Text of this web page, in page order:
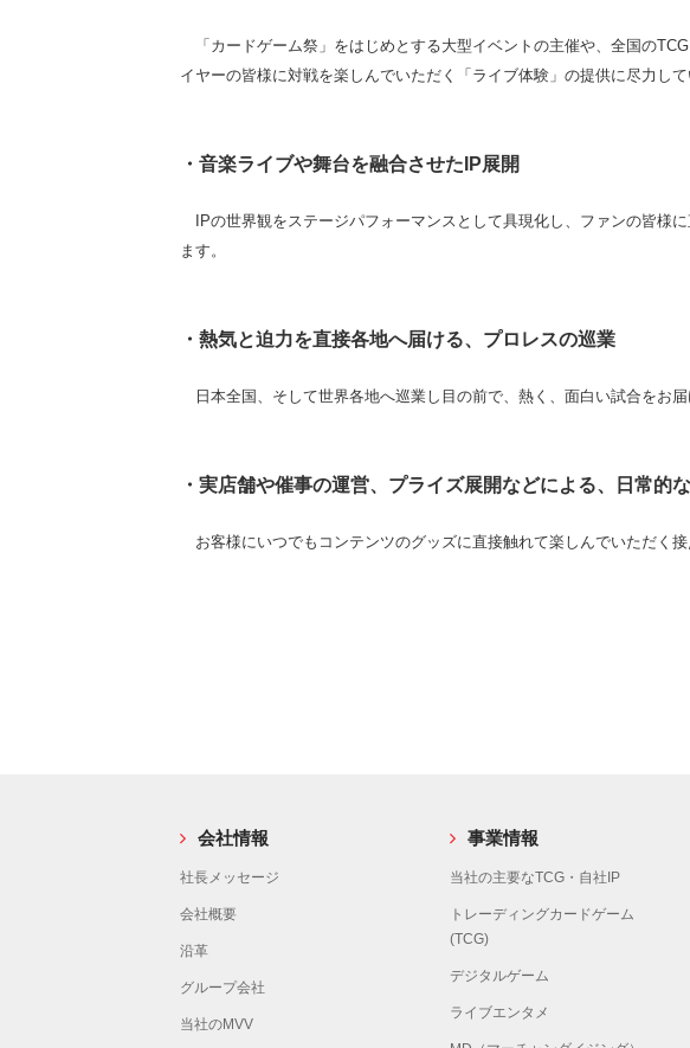
「カードゲーム祭」をはじめとする大型イベントの主催や、全国の
イヤーの皆様に対戦を楽しんでいただく「ライブ体験」の提供に尽力して
・音楽ライブや舞台を融合させたIP展開
IPの世界観をステージパフォーマンスとして具現化し、ファンの皆様
ます。
・熱気と迫力を直接各地へ届ける、プロレスの巡業
日本全国、そして世界各地へ巡業し目の前で、熱く、面白い試合をお届
・実店舗や催事の運営、プライズ展開などによる、日常的
お客様にいつでもコンテンツのグッズに直接触れて楽しんでいただく接
会社情報
社長メッセージ
会社概要
沿革
グループ会社
当社のMVV
事業情報
当社の主要なTCG・自社IP
トレーディングカードゲーム
(TCG)
デジタルゲーム
ライブエンタメ